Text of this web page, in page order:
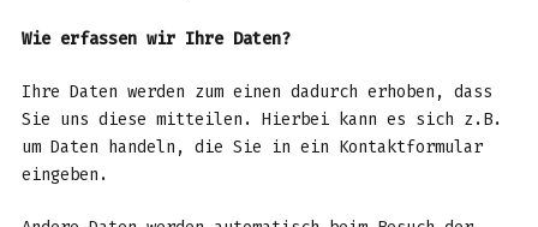
Wie erfassen wir Ihre Daten?
Ihre Daten werden zum einen dadurch erhoben, dass
Sie uns diese mitteilen. Hierbei kann es sich z.B.
um Daten handeln, die Sie in ein Kontaktformular
eingeben.